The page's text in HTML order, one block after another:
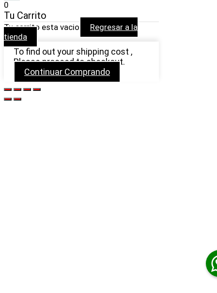
CERRAR
0
Tu Carrito
Tu carrito esta vacio
Regresar a la
tienda
To find out your shipping cost ,
Please proceed to checkout.
Continuar Comprando